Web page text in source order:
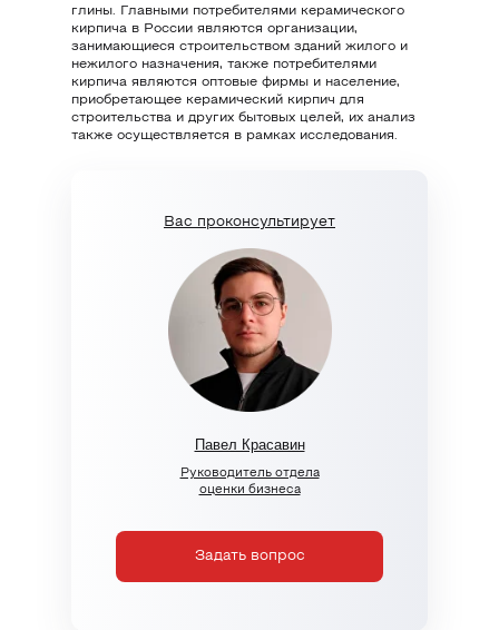
глины. Главными потребителями керамического
кирпича в России являются организации,
занимающиеся строительством зданий жилого и
нежилого назначения, также потребителями
кирпича являются оптовые фирмы и население,
приобретающее керамический кирпич для
строительства и других бытовых целей, их анализ
также осуществляется в рамках исследования.
Вас проконсультирует
Павел Красавин
Руководитель отдела
оценки бизнеса
Задать вопрос